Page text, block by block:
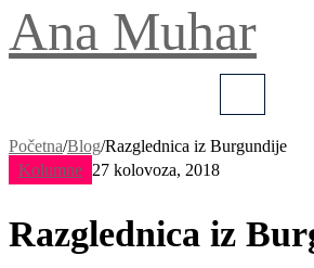
Ana Muhar
Početna/Blog/Razglednica iz Burgundije
Kolumne 27 kolovoza, 2018
Razglednica iz